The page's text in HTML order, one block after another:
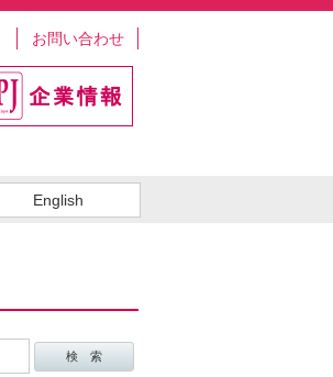
お問い合わせ
English